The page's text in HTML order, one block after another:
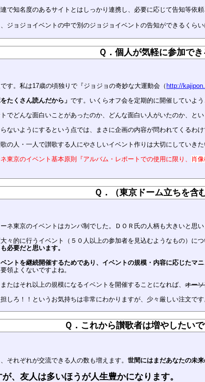
で知名度のあるサイトとはしっかり連携し、必要に応じて告知等依頼
ジョジョイベントの中で別のジョジョイベントの告知ができるくらい
Ｑ．個人が気軽に参加で
す。私は17歳の頃独りで『ジョジョの奇妙な大運動会（ http://
たくさん読んだから」 です。いくらオフ会を定期的に開催していよう
でどんな面白いことがあったのか、どんな面白い人がいたのか、と
ないようにするという点では、まさに企画の内容が問われてくるわ
の人・一人で讃歌する人にやさしいイベント作りは大切にしていきた
東京のイベント基本原則『アルバム・レポートでの使用に限り、 肖
Ｑ．（東京ドーム立ちを含
ネ東京のイベントはカンパ制でした。ＤＯＲ氏の人柄も大きいと思
々的に行うイベント（５０人以上の参加者を見込むようなもの）に
必要だと思います。
ントを継続開催するためであり、イベントの規模・内容に応じたマ
領よくないですよね。
たはそれ以上の規模になるイベントを開催することになれば、 オー
しろ！！というお気持ちは非常にわかりますが、少々厳しい注文です
Ｑ．これから讃歌者は増やしたい
それぞれが交流できる人の数も増えます。 世間にはまだあなたの未
、友人は多いほうが人生豊かになります。